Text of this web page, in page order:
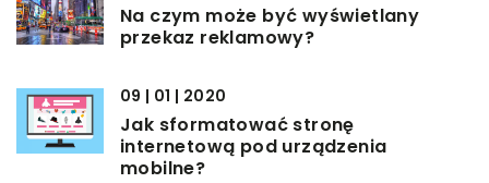
Na czym może być wyświetlany
przekaz reklamowy?
09 | 01 | 2020
Jak sformatować stronę
internetową pod urządzenia
mobilne?